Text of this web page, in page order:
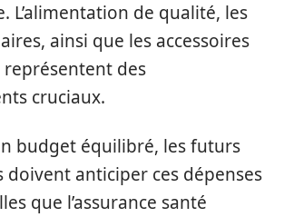
L’alimentation de qualité, les
ainsi que les accessoires
des
cruciaux.
budget équilibré, les futurs
anticiper ces dépenses
que l’assurance santé